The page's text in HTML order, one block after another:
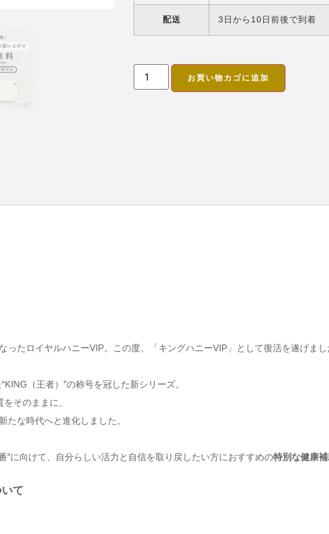
配送 3日から10日前後で到着
お買い物カゴに追加
ったロイヤルハニーVIP。 この度、「キングハニーVIP」として復活を遂げま
（王者）”の称号を冠した新シリーズ。
そのままに、
たな時代へと進化しました。
”に向けて、自分らしい活力と自信を取り戻したい方におすすめの特別な健康
て